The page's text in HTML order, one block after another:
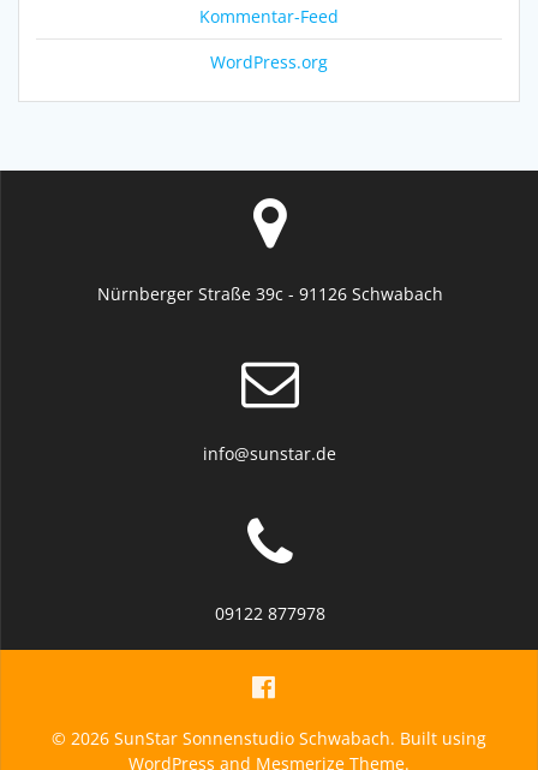
Kommentar-Feed
WordPress.org
Nürnberger Straße 39c - 91126 Schwabach
info@sunstar.de
09122 877978
© 2026 SunStar Sonnenstudio Schwabach. Built using
WordPress and Mesmerize Theme.